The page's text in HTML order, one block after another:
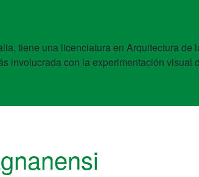
tiene una licenciatura en Arquitectura
involucrada con la experimentación visual